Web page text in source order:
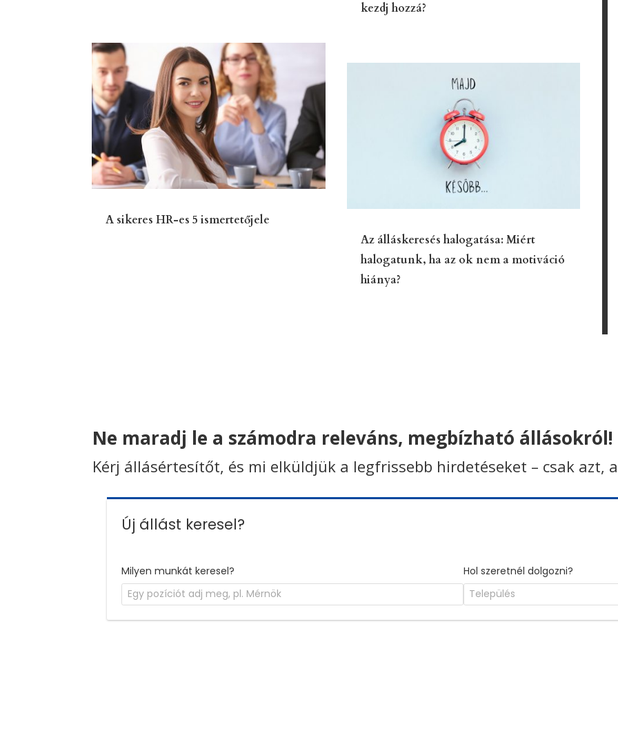
A sikeres HR-es 5 ismertetőjele
kezdj hozzá?
Az álláskeresés halogatása: Miért
halogatunk, ha az ok nem a motiváció
hiánya?
Ne maradj le a számodra releváns, megbízható állásokról!
Kérj állásértesítőt, és mi elküldjük a legfrissebb hirdetéseket – csak azt,